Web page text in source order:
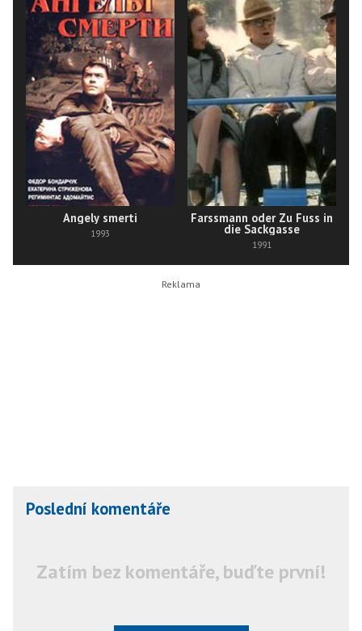
Angely smerti
1993
Farssmann oder Zu Fuss in
die Sackgasse
1991
Poslední komentáře
Zatím bez komentáře, buďte první!